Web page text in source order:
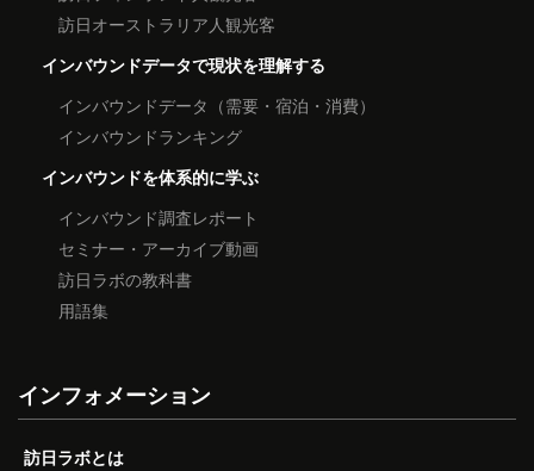
訪日オーストラリア人観光客
インバウンドデータで現状を理解する
インバウンドデータ（需要・宿泊・消費）
インバウンドランキング
インバウンドを体系的に学ぶ
インバウンド調査レポート
セミナー・アーカイブ動画
訪日ラボの教科書
用語集
インフォメーション
訪日ラボとは